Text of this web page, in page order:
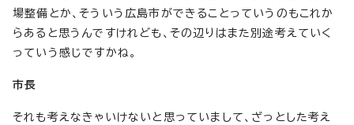
場整備とか、そういう広島市ができることっていうのもこれか
らあると思うんですけれども、その辺りはまた別途考えていく
っていう感じですかね。
市長
それも考えなきゃいけないと思っていまして、ざっとした考え